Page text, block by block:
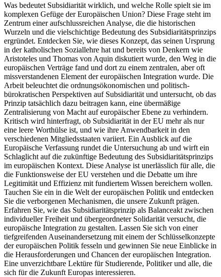
Was bedeutet Subsidiarität wirklich, und welche Rolle spielt sie im
komplexen Gefüge der Europäischen Union? Diese Frage steht im
Zentrum einer aufschlussreichen Analyse, die die historischen
Wurzeln und die vielschichtige Bedeutung des Subsidiaritätsprinzips
ergründet. Entdecken Sie, wie dieses Konzept, das seinen Ursprung
in der katholischen Soziallehre hat und bereits von Denkern wie
Aristoteles und Thomas von Aquin diskutiert wurde, den Weg in die
europäischen Verträge fand und dort zu einem zentralen, aber oft
missverstandenen Element der europäischen Integration wurde. Die
Arbeit beleuchtet die ordnungsökonomischen und politisch-
bürokratischen Perspektiven auf Subsidiarität und untersucht, ob das
Prinzip tatsächlich dazu beitragen kann, eine übermäßige
Zentralisierung von Macht auf europäischer Ebene zu verhindern.
Kritisch wird hinterfragt, ob Subsidiarität in der EU mehr als nur
eine leere Worthülse ist, und wie ihre Anwendbarkeit in den
verschiedenen Mitgliedsstaaten variiert. Ein Ausblick auf die
Europäische Verfassung rundet die Untersuchung ab und wirft ein
Schlaglicht auf die zukünftige Bedeutung des Subsidiaritätsprinzips
im europäischen Kontext. Diese Analyse ist unerlässlich für alle, die
die Funktionsweise der EU verstehen und die Debatte um ihre
Legitimität und Effizienz mit fundiertem Wissen bereichern wollen.
Tauchen Sie ein in die Welt der europäischen Politik und entdecken
Sie die verborgenen Mechanismen, die unsere Zukunft prägen.
Erfahren Sie, wie das Subsidiaritätsprinzip als Balanceakt zwischen
individueller Freiheit und übergeordneter Solidarität versucht, die
europäische Integration zu gestalten. Lassen Sie sich von einer
tiefgreifenden Auseinandersetzung mit einem der Schlüsselkonzepte
der europäischen Politik fesseln und gewinnen Sie neue Einblicke in
die Herausforderungen und Chancen der europäischen Integration.
Eine unverzichtbare Lektüre für Studierende, Politiker und alle, die
sich für die Zukunft Europas interessieren.